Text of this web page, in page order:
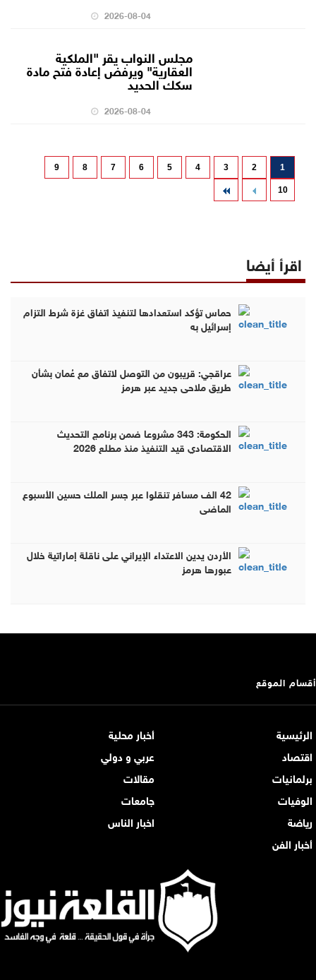
2026-08-04
مجلس النواب يقر "الملكية
العقارية" ويرفض إعادة فتح مادة
سكك الحديد
2026-08-04
1
2
3
4
5
6
7
8
9
10
اقرأ أيضا
حماس تؤكد استعدادها لتنفيذ اتفاق غزة شرط التزام
إسرائيل به
عراقجي: قريبون من التوصل لاتفاق مع عُمان بشأن
طريق ملاحي جديد عبر هرمز
الحكومة: 343 مشروعا ضمن برنامج التحديث
الاقتصادي قيد التنفيذ منذ مطلع 2026
42 الف مسافر تنقلوا عبر جسر الملك حسين الأسبوع
الماضي
الأردن يدين الاعتداء الإيراني على ناقلة إماراتية خلال
عبورها هرمز
أقسام الموقع
الرئيسية
أخبار محلية
اقتصاد
عربي و دولي
برلمانيات
مقالات
الوفيات
جامعات
رياضة
اخبار الناس
أخبار الفن